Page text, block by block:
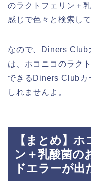
のラクトフェリン＋
感じで色々と検索し
なので、Diners Club
は、ホコニコのラク
できるDiners Clubカ
しれませんよ。
【まとめ】
ン＋乳酸菌の
ドエラーが